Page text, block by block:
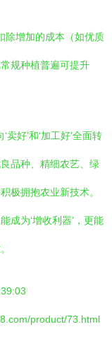
除增加的成本（如优质
规种植普遍可提升
卖好’和‘加工好’全面转
品种、精细农艺、绿
极拥抱农业新技术。
成为‘增收利器’，更能
product/73.html